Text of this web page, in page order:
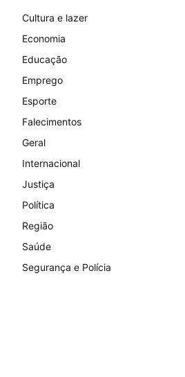
Cultura e lazer
Economia
Educação
Emprego
Esporte
Falecimentos
Geral
Internacional
Justiça
Política
Região
Saúde
Segurança e Polícia